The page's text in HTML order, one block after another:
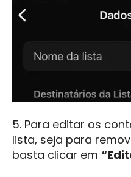
5. Para editar os
lista, seja para
basta clicar em